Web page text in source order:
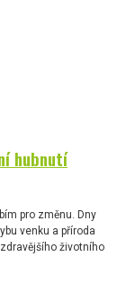
hubnutí
pro změnu. Dny
venku a příroda
životního